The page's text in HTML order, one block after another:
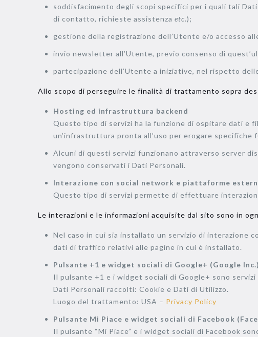
soddisfacimento degli scopi specifici per i quali tali
di contatto, richieste assistenzaetc.);
gestione della registrazione dell’Utente e/o accesso
invio newsletter all’Utente, previo consenso di
partecipazione dell’Utente a iniziative, nel rispetto
Allo scopo di perseguire le finalità di trattamento sopra
Hosting ed infrastruttura backend
Questo tipo di servizi ha la funzione di ospitare dati e
un’infrastruttura pronta all’uso per erogare specifiche
Alcuni di questi servizi funzionano attraverso server
vengono conservati i Dati Personali.
Interazione con social network e piattaforme
Questo tipo di servizi permette di effettuare
Le interazioni e le informazioni acquisite dal sito sono in
Nel caso in cui sia installato un servizio di interazione
dati di traffico relativi alle pagine in cui è installato.
Pulsante +1 e widget sociali di Google+ (Google Inc.)
Il pulsante +1 e i widget sociali di Google+ sono
Dati Personali raccolti: Cookie e Dati di Utilizzo.
Luogo del trattamento: USA – Privacy Policy
Pulsante Mi Piace e widget sociali di Facebook
Il pulsante “Mi Piace” e i widget sociali di Facebook